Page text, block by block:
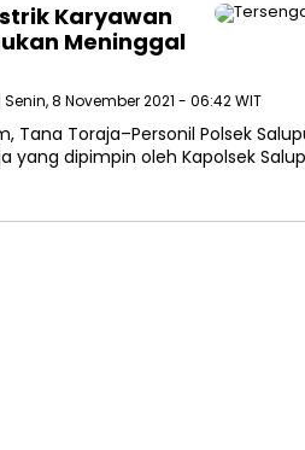
Karyawan
Meninggal
| Senin, 8 November 2021 - 06:42 WIT
Tana Toraja–Personil Polsek
yang dipimpin oleh Kapolsek